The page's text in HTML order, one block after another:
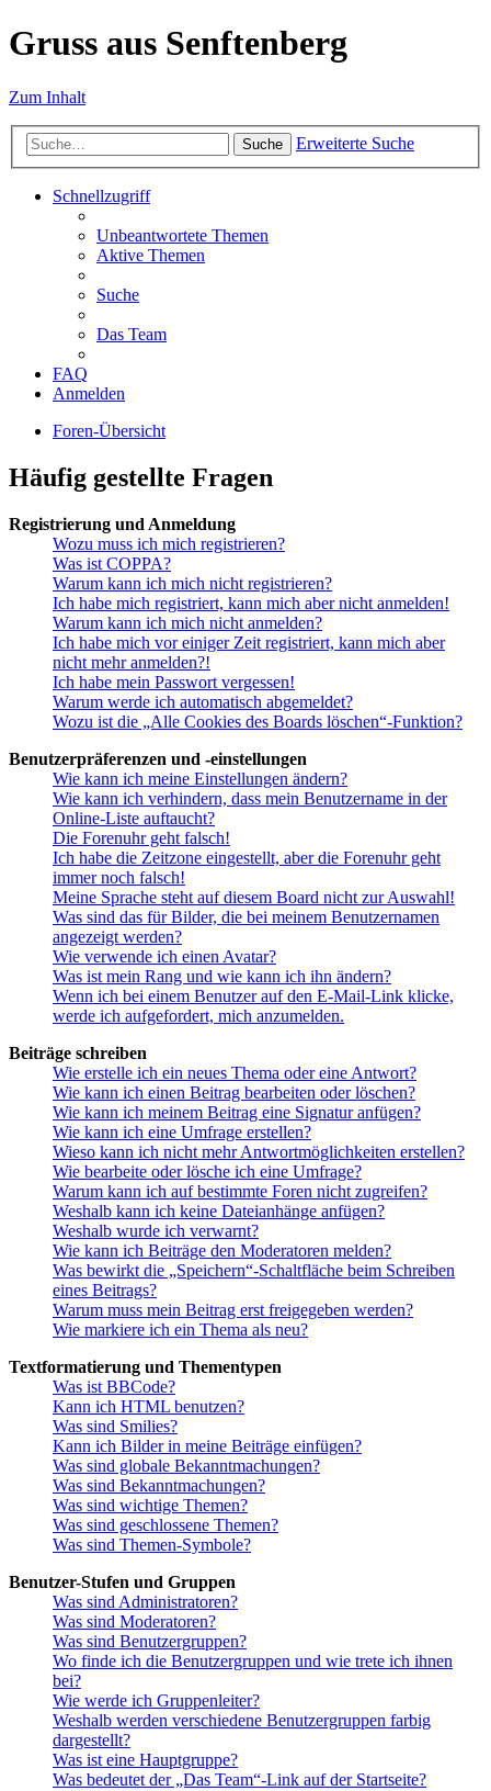
Gruss aus Senftenberg
Zum Inhalt
Suche Erweiterte Suche
Schnellzugriff
Unbeantwortete Themen
Aktive Themen
Suche
Das Team
FAQ
Anmelden
Foren-Übersicht
Häufig gestellte Fragen
Registrierung und Anmeldung
Wozu muss ich mich registrieren?
Was ist COPPA?
Warum kann ich mich nicht registrieren?
Ich habe mich registriert, kann mich aber nicht anmelden!
Warum kann ich mich nicht anmelden?
Ich habe mich vor einiger Zeit registriert, kann mich aber
nicht mehr anmelden?!
Ich habe mein Passwort vergessen!
Warum werde ich automatisch abgemeldet?
Wozu ist die „Alle Cookies des Boards löschen“-Funktion?
Benutzerpräferenzen und -einstellungen
Wie kann ich meine Einstellungen ändern?
Wie kann ich verhindern, dass mein Benutzername in der
Online-Liste auftaucht?
Die Forenuhr geht falsch!
Ich habe die Zeitzone eingestellt, aber die Forenuhr geht
immer noch falsch!
Meine Sprache steht auf diesem Board nicht zur Auswahl!
Was sind das für Bilder, die bei meinem Benutzernamen
angezeigt werden?
Wie verwende ich einen Avatar?
Was ist mein Rang und wie kann ich ihn ändern?
Wenn ich bei einem Benutzer auf den E-Mail-Link klicke,
werde ich aufgefordert, mich anzumelden.
Beiträge schreiben
Wie erstelle ich ein neues Thema oder eine Antwort?
Wie kann ich einen Beitrag bearbeiten oder löschen?
Wie kann ich meinem Beitrag eine Signatur anfügen?
Wie kann ich eine Umfrage erstellen?
Wieso kann ich nicht mehr Antwortmöglichkeiten erstellen?
Wie bearbeite oder lösche ich eine Umfrage?
Warum kann ich auf bestimmte Foren nicht zugreifen?
Weshalb kann ich keine Dateianhänge anfügen?
Weshalb wurde ich verwarnt?
Wie kann ich Beiträge den Moderatoren melden?
Was bewirkt die „Speichern“-Schaltfläche beim Schreiben
eines Beitrags?
Warum muss mein Beitrag erst freigegeben werden?
Wie markiere ich ein Thema als neu?
Textformatierung und Thementypen
Was ist BBCode?
Kann ich HTML benutzen?
Was sind Smilies?
Kann ich Bilder in meine Beiträge einfügen?
Was sind globale Bekanntmachungen?
Was sind Bekanntmachungen?
Was sind wichtige Themen?
Was sind geschlossene Themen?
Was sind Themen-Symbole?
Benutzer-Stufen und Gruppen
Was sind Administratoren?
Was sind Moderatoren?
Was sind Benutzergruppen?
Wo finde ich die Benutzergruppen und wie trete ich ihnen
bei?
Wie werde ich Gruppenleiter?
Weshalb werden verschiedene Benutzergruppen farbig
dargestellt?
Was ist eine Hauptgruppe?
Was bedeutet der „Das Team“-Link auf der Startseite?